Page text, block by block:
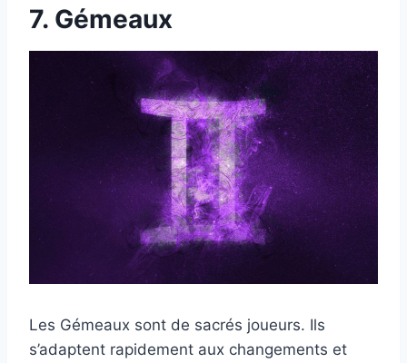
7. Gémeaux
Les Gémeaux sont de sacrés joueurs. Ils
s’adaptent rapidement aux changements et